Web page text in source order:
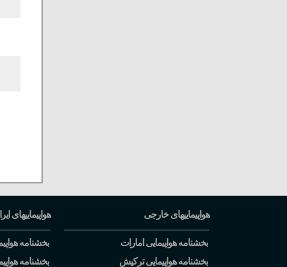
هواپیماییهای خارجی
بخشنامه هواپیمایی امارات
بخشنامه هواپیمایی ترکیش
هواپیماییهای
بخشنامه
بخشنامه